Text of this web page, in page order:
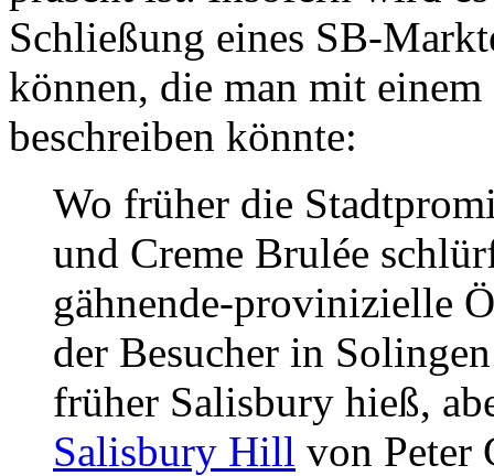
Schließung eines SB-
können, die man mit
beschreiben könnte:
Wo früher die
und Creme Brulée
gähnende-provinizielle
der Besucher in
früher Salisbury hieß,
Salisbury Hill von Peter